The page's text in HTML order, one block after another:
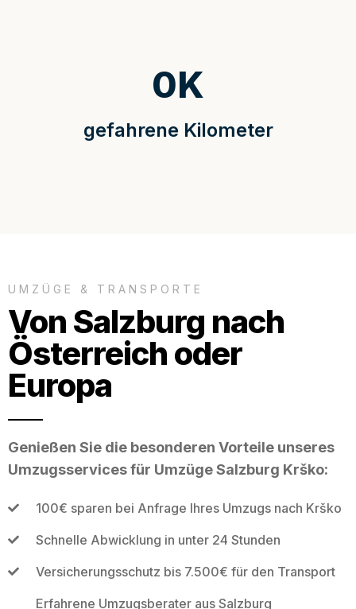
gefahrene Kilometer
0K
UMZÜGE & TRANSPORTE
Von Salzburg nach
Österreich oder
Europa
Genießen Sie die besonderen Vorteile unseres
Umzugsservices für Umzüge Salzburg Krško:
100€ sparen bei Anfrage Ihres Umzugs nach Krško
Schnelle Abwicklung in unter 24 Stunden
Versicherungsschutz bis 7.500€ für den Transport
Erfahrene Umzugsberater aus Salzburg